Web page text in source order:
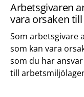
Arbetsgivaren
vara orsaken
Som arbetsgivare
som kan vara
som du har
till